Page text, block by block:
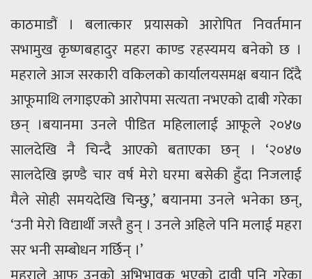
काठमाडौं । बलात्कार प्रयासको आरोपित निवर्तमान
सभामुख कृष्णबहादुर महरा काण्ड रहस्यमय बनेको छ ।
महराले आज सरकारी वकिलको कार्यालयसमक्ष बयान दिँदै
आफूमाथि लगाइएको आरोपमा सत्यता नभएको दाबी गरेका
छन् ।बयानमा उनले पीडित महिलालाई आफूले २०४७
सालदेखि नै चिन्दै आएको बताएका छन् । ‘२०४७
सालदेखि झण्डै चार वर्ष मेरो घरमा बसेकी हुँदा निजलाई
मैले सोही समयदेखि चिन्छु,’ बयानमा उनले भनेका छन्,
‘उनी मेरो विद्यार्थी जस्तै हुन् । उनले अहिले पनि मलाई महरा
सर भनी सम्बोधन गर्छिन् ।’